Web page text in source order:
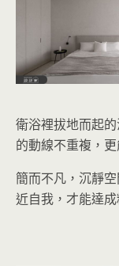
衛浴裡拔地而起
的動線不重複，
簡而不凡，沉靜
近自我，才能達